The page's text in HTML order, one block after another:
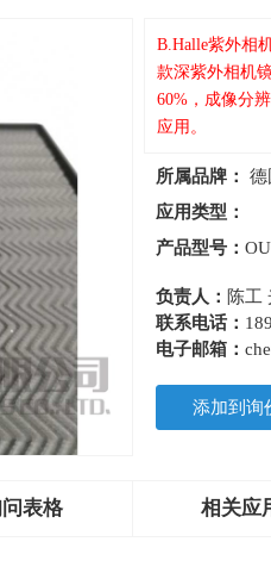
B.Halle紫外相
款深紫外相机
60%，成像分
应用。
所属品牌：
德
应用类型：
产品型号：
负责人： 陈工
联系电话：
电子邮箱：
添加到询
表格 相关应